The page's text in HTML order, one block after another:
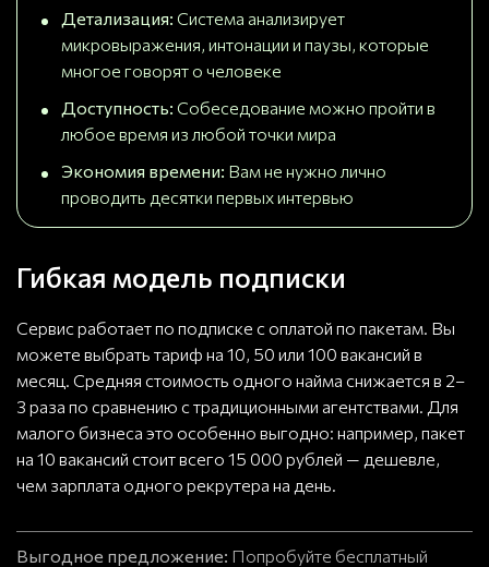
Детализация: Система анализирует
микровыражения, интонации и паузы, которые
многое говорят о человеке
Доступность: Собеседование можно пройти в
любое время из любой точки мира
Экономия времени: Вам не нужно лично
проводить десятки первых интервью
Гибкая модель подписки
Сервис работает по подписке с оплатой по пакетам. Вы
можете выбрать тариф на 10, 50 или 100 вакансий в
месяц. Средняя стоимость одного найма снижается в 2–
3 раза по сравнению с традиционными агентствами. Для
малого бизнеса это особенно выгодно: например, пакет
на 10 вакансий стоит всего 15 000 рублей — дешевле,
чем зарплата одного рекрутера на день.
Выгодное предложение: Попробуйте бесплатный